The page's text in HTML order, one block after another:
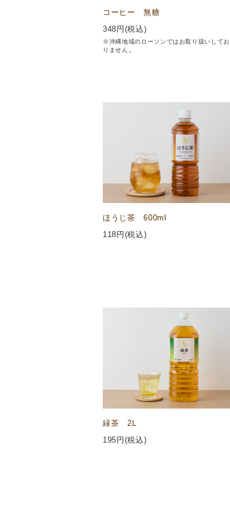
コーヒー 無糖
348 円(税込)
※沖縄地域のローソンではお取り扱いしてお
りません。
ほうじ茶 600ml
118 円(税込)
緑茶 2L
195 円(税込)